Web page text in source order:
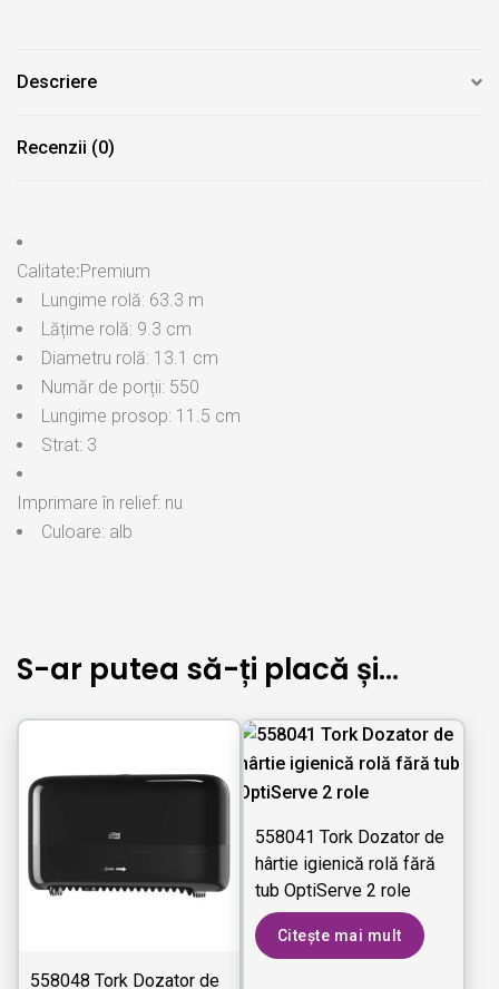
Descriere
Recenzii (0)
Calitate:Premium
Lungime rolă: 63.3 m
Lățime rolă: 9.3 cm
Diametru rolă: 13.1 cm
Număr de porții: 550
Lungime prosop: 11.5 cm
Strat: 3
Imprimare în relief: nu
Culoare: alb
S-ar putea să-ți placă și…
558048 Tork Dozator de
558041 Tork Dozator de
hârtie igienică rolă fără
tub OptiServe 2 role
Citește mai mult